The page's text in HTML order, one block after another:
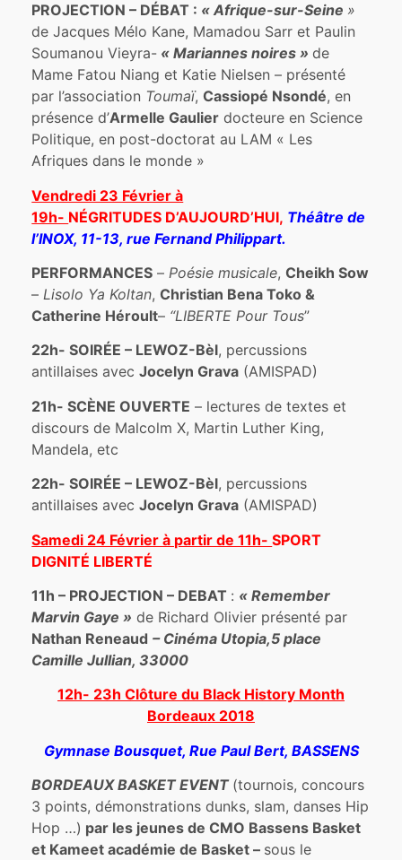
PROJECTION – DÉBAT : « Afrique-sur-Seine»
de Jacques Mélo Kane, Mamadou Sarr et Paulin
Soumanou Vieyra- « Mariannes noires »de
Mame Fatou Niang et Katie Nielsen – présenté
par l’association Toumaï,Cassiopé Nsondé, en
présence d’ArmelleGaulier docteure en Science
Politique, en post-doctorat au LAM « Les
Afriques dans le monde »
Vendredi 23 Février à
19h- NÉGRITUDES D’AUJOURD’HUI, Théâtre de
l’INOX, 11-13, rue Fernand Philippart.
PERFORMANCES –Poésie musicale,Cheikh Sow
–Lisolo Ya Koltan,Christian Bena Toko &
Catherine Héroult– “LIBERTE Pour Tous”
22h- SOIRÉE – LEWOZ-Bèl, percussions
antillaises avecJocelyn Grava (AMISPAD)
21h- SCÈNE OUVERTE – lectures de textes et
discours de Malcolm X, Martin Luther King,
Mandela, etc
22h- SOIRÉE – LEWOZ-Bèl, percussions
antillaises avecJocelyn Grava (AMISPAD)
Samedi 24 Février à partir de 11h-SPORT
DIGNITÉ LIBERTÉ
11h – PROJECTION – DEBAT : « Remember
Marvin Gaye » de Richard Olivier présenté par
Nathan Reneaud – Cinéma Utopia,5 place
Camille Jullian, 33000
12h- 23h Clôture du Black History Month
Bordeaux 2018
Gymnase Bousquet, Rue Paul Bert, BASSENS
BORDEAUX BASKET EVENT (tournois, concours
3 points, démonstrations dunks, slam, danses Hip
Hop …) par les jeunes de CMO Bassens Basket
et Kameet académie de Basket – sous le